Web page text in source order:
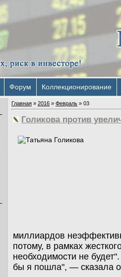
Форум Коллекционирование
Главная » 2016 » Февраль » 03
Голикова против
миллиардов
потому, в рамках
необходимости не
бы я пошла", — сказала